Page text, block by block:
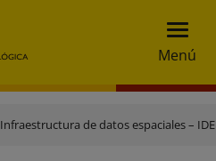
Menú
Infraestructura de datos espaciales – IDE